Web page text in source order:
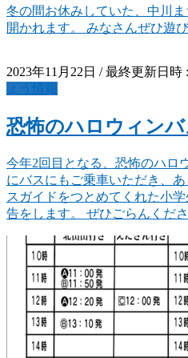
冬の間お休みしていた、中川
開かれます。 みなさんぜひ遊
2023年11月22日 / 最終更新日時 :
ょう情報
恐怖のハロウィン
今年2回目となる、恐怖のハロ
にバスにもご乗車いただき、
スガイドをつとめてくれた小
告をします。 ぜひごらんくださ